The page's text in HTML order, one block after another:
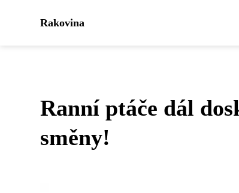
Rakovina
Ranní ptáče dál
směny!